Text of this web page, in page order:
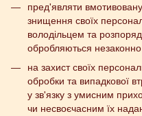
пред'являти
знищення своїх
володільцем та
обробляються
на захист своїх
обробки та випадкової
у зв'язку з умисним
чи несвоєчасним їх